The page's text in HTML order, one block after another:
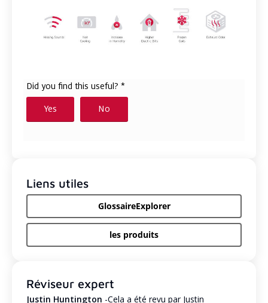
Liens utiles
GlossaireExplorer
les produits
Réviseur expert
Justin Huntington -Cela a été revu par Justin